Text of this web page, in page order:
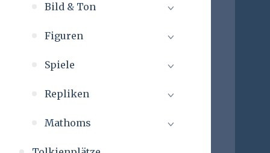
Bild & Ton
Figuren
Spiele
Repliken
Mathoms